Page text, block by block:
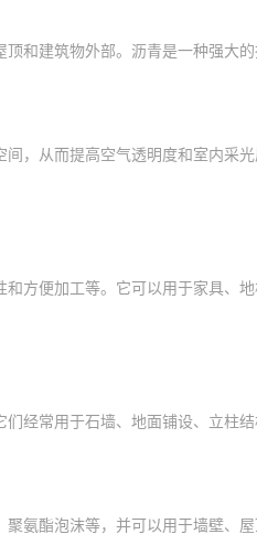
和建筑物外部。沥青是一种强大
，从而提高空气透明度和室内采
方便加工等。它可以用于家具、
经常用于石墙、地面铺设、立柱结
氨酯泡沫等，并可以用于墙壁、